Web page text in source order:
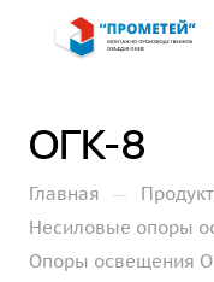
ОГК-8
Главная —
Несиловые опоры
Опоры освещения